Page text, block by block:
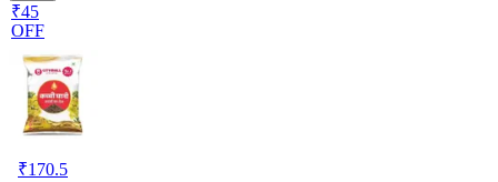
₹45
OFF
₹170.5